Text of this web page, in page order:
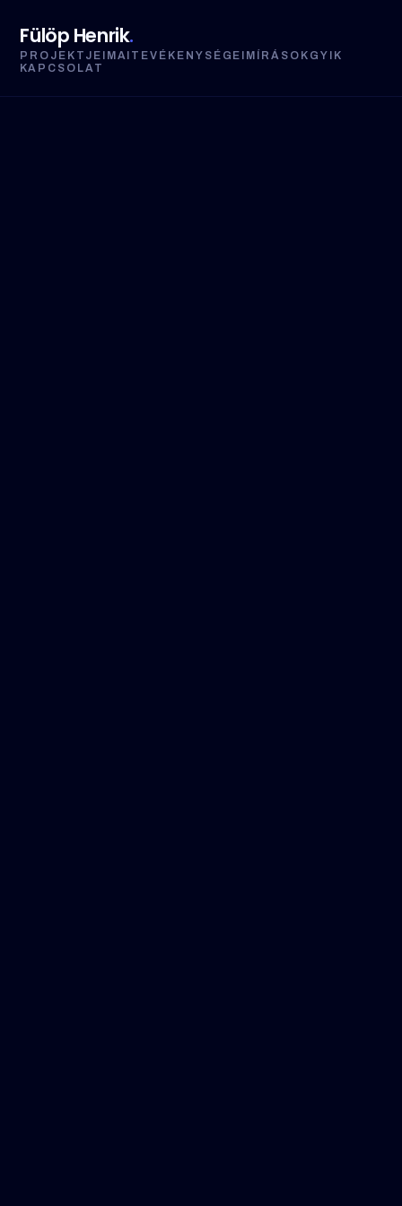
Fülöp Henrik.
PROJEKTJEIM AI TEVÉKENYSÉGEIM ÍRÁSOK GYIK
KAPCSOLAT